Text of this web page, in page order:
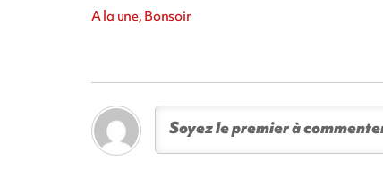
A la une, Bonsoir